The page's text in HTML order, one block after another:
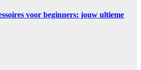
voor beginners: jouw ultieme